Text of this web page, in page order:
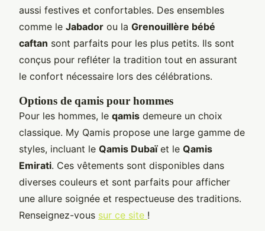
aussi festives et confortables. Des ensembles
comme le Jabador ou la Grenouillère bébé
caftan sont parfaits pour les plus petits. Ils sont
conçus pour refléter la tradition tout en assurant
le confort nécessaire lors des célébrations.
Options de qamis pour hommes
Pour les hommes, le qamis demeure un choix
classique. My Qamis propose une large gamme de
styles, incluant le Qamis Dubaïet le Qamis
Emirati. Ces vêtements sont disponibles dans
diverses couleurs et sont parfaits pour afficher
une allure soignée et respectueuse des traditions.
Renseignez-vous sur ce site !